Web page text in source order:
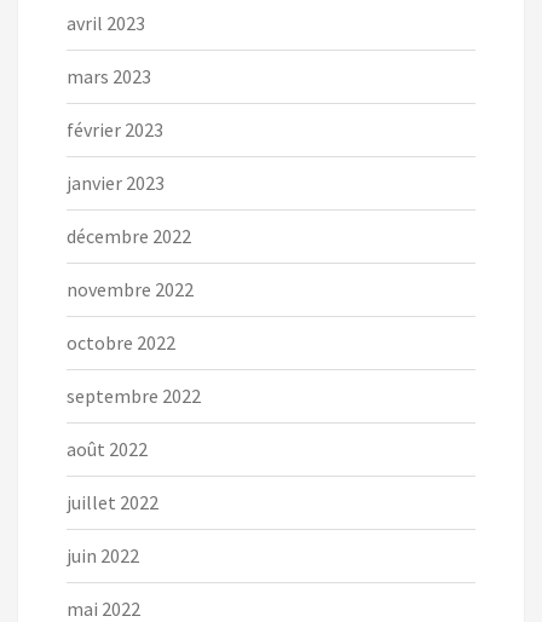
avril 2023
mars 2023
février 2023
janvier 2023
décembre 2022
novembre 2022
octobre 2022
septembre 2022
août 2022
juillet 2022
juin 2022
mai 2022